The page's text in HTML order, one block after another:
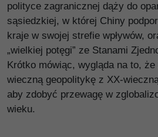
polityce zagranicznej dąży do
sąsiedzkiej, w której Chiny
kraje w swojej strefie wpływów,
„wielkiej potęgi” ze Stanami
Krótko mówiąc, wygląda na to,
wieczną geopolitykę z XX-
aby zdobyć przewagę w
wieku.